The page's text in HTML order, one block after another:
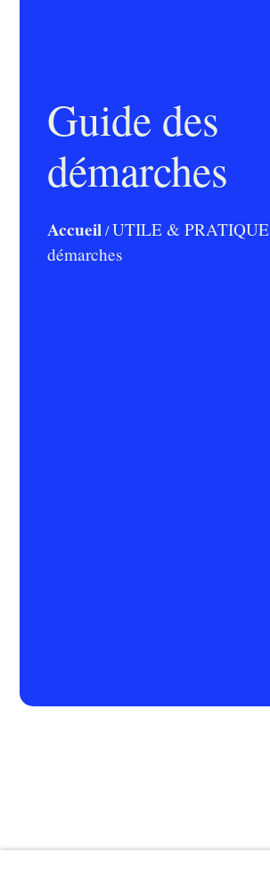
Guide des
démarches
Accueil/UTILE & PRATIQUE
démarches